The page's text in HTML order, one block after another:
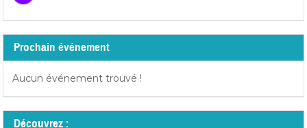
Prochain événement
Aucun événement trouvé !
Découvrez :